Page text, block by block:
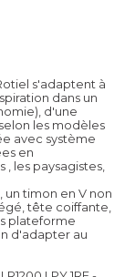
s'adaptent à
dans un
d'une
les modèles
avec système
en
les paysagistes,
un timon en V non
tête coiffante,
plateforme
d'adapter au